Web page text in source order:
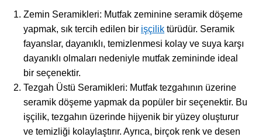
Zemin Seramikleri: Mutfak zeminine seramik döşeme
yapmak, sık tercih edilen bir işçilik türüdür. Seramik
fayanslar, dayanıklı, temizlenmesi kolay ve suya karşı
dayanıklı olmaları nedeniyle mutfak zemininde ideal
bir seçenektir.
Tezgah Üstü Seramikleri: Mutfak tezgahının üzerine
seramik döşeme yapmak da popüler bir seçenektir. Bu
işçilik, tezgahın üzerinde hijyenik bir yüzey oluşturur
ve temizliği kolaylaştırır. Ayrıca, birçok renk ve desen